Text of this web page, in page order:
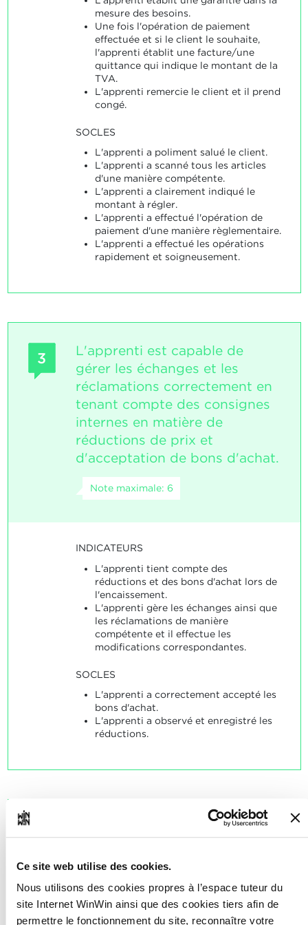
Ce site web utilise des cookies.
Nous utilisons des cookies propres à l’espace tuteur du
site Internet WinWin ainsi que des cookies tiers afin de
permettre le fonctionnement du site, reconnaître votre
mesure des besoins.
Une fois l'opération de paiement
effectuée et si le client le souhaite,
l'apprenti établit une facture/une
quittance qui indique le montant de la
TVA.
L'apprenti remercie le client et il prend
congé.
SOCLES
L'apprenti a poliment salué le client.
L'apprenti a scanné tous les articles
d'une manière compétente.
L'apprenti a clairement indiqué le
montant à régler.
L'apprenti a effectué l'opération de
paiement d'une manière règlementaire.
L'apprenti a effectué les opérations
rapidement et soigneusement.
3
L'apprenti est capable de
gérer les échanges et les
réclamations correctement en
tenant compte des consignes
internes en matière de
réductions de prix et
d'acceptation de bons d'achat.
Note maximale: 6
INDICATEURS
L'apprenti tient compte des
réductions et des bons d'achat lors de
l'encaissement.
L'apprenti gère les échanges ainsi que
les réclamations de manière
compétente et il effectue les
modifications correspondantes.
SOCLES
L'apprenti a correctement accepté les
bons d'achat.
L'apprenti a observé et enregistré les
réductions.
4
des modes de paiement
habituels et d'appliquer les
consignes internes en vigueur
en matière d'acceptation de